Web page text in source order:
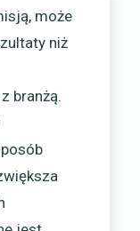
może
niż
branżą.